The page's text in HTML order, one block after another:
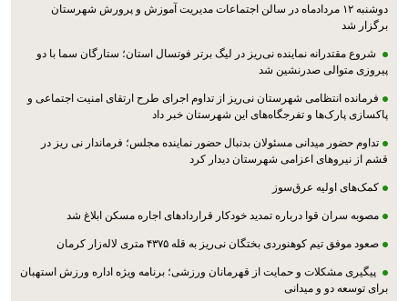
دوشنبه ۱۲ مردادماه در سالن اجتماعات مدیریت آموزش و پرورش شهرستان
برگزار شد
شروع مقتدرانه نماینده نی‌ریز در لیگ برتر فوتسال استان؛ ستارگان سما با دو
پیروزی متوالی صدرنشین شد
فرمانده انتظامی شهرستان نی‌ریز از تداوم اجرای طرح ارتقای امنیت اجتماعی و
پاکسازی پارک‌ها و تفرجگاه‌های این شهرستان خبر داد
تداوم حضور میدانی مسئولان بدنبال حضور نماینده مجلس؛ فرماندار نی ریز در
قشم از نیروهای اعزامی شهرستان دیدار کرد
کمک‌های اولیه عرق‌سوز
مصوبه سران قوا درباره تمدید خودکار قراردادهای اجاره مسکن ابلاغ شد
صعود موفق تیم کوهنوردی بختگان نی‌ریز به قله ۴۳۷۵ متری لاله‌زار کرمان
پیگیری مشکلات و حمایت از قهرمانان ورزشی؛ برنامه ویژه اداره ورزش استهبان
برای توسعه دو و میدانی